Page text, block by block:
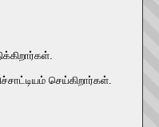
செய்கிறார்கள்.